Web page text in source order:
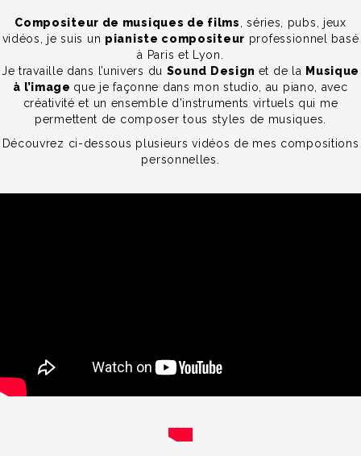
Compositeur de musiques de films, séries, pubs, jeux
vidéos, je suis un pianiste compositeur professionnel basé
à Paris et Lyon.
Je travaille dans l’univers du Sound Design et de la Musique
à l’image que je façonne dans mon studio, au piano, avec
créativité et un ensemble d’instruments virtuels qui me
permettent de composer tous styles de musiques.
Découvrez ci-dessous plusieurs vidéos de mes compositions
personnelles.